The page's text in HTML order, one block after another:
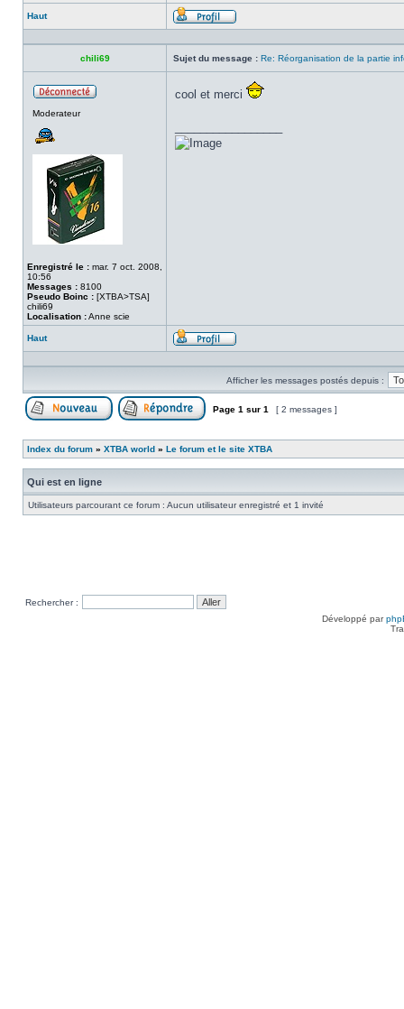
Haut
Profil
chili69 Sujet du message : Re: Réorganisation de la partie
Moderateur
Enregistré le : mar. 7 oct. 2008,
10:56
Messages : 8100
Pseudo Boinc : [XTBA>TSA]
chili69
Localisation :Anne scie
cool et merci
Haut
Profil
Afficher les messages postés depuis :
Page 1 sur 1 [ 2 messages ]
Index du forum » XTBA world » Le forum et le site XTBA
Qui est en ligne
Utilisateurs parcourant ce forum : Aucun utilisateur enregistré et 1 invité
Rechercher :
Développé par